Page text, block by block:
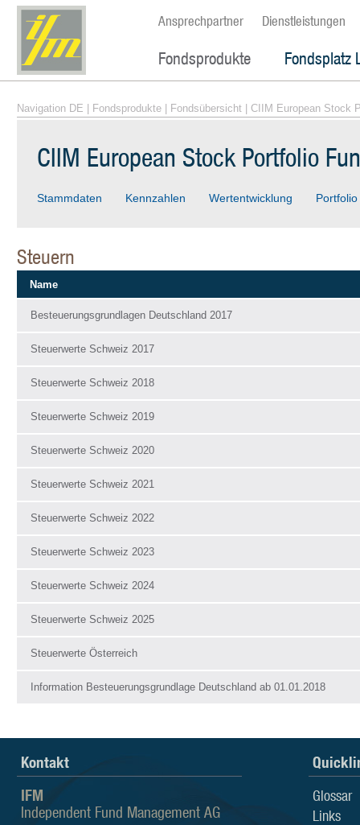
Ansprechpartner Dienstleistungen
Fondsprodukte Fondsplatz
Navigation DE Fondsprodukte Fondsübersicht | CIIM European Stock
CIIM European Stock Portfolio
Stammdaten Kennzahlen Wertentwicklung Portfolio
Steuern
Name
Besteuerungsgrundlagen Deutschland 2017
Steuerwerte Schweiz 2017
Steuerwerte Schweiz 2018
Steuerwerte Schweiz 2019
Steuerwerte Schweiz 2020
Steuerwerte Schweiz 2021
Steuerwerte Schweiz 2022
Steuerwerte Schweiz 2023
Steuerwerte Schweiz 2024
Steuerwerte Schweiz 2025
Steuerwerte Österreich
Information Besteuerungsgrundlage Deutschland ab 01.01.2018
Kontakt
IFM
Independent Fund Management AG
Glossar
Links